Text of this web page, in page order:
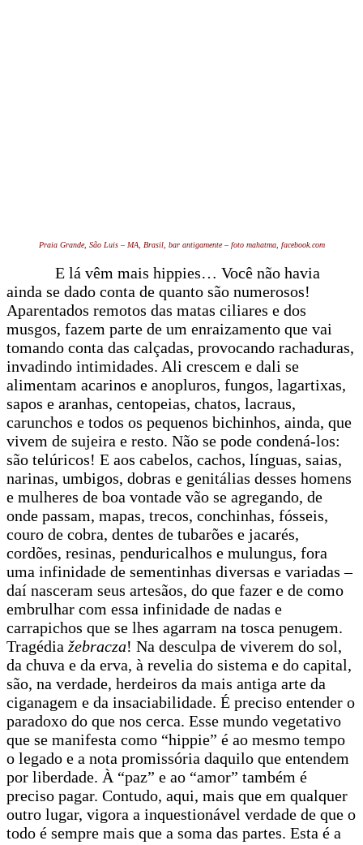
Praia Grande, São Luis – MA, Brasil, bar antigamente – foto mahatma, facebook.com
E lá vêm mais hippies… Você não havia
ainda se dado conta de quanto são numerosos!
Aparentados remotos das matas ciliares e dos
musgos, fazem parte de um enraizamento que vai
tomando conta das calçadas, provocando rachaduras,
invadindo intimidades. Ali crescem e dali se
alimentam acarinos e anopluros, fungos, lagartixas,
sapos e aranhas, centopeias, chatos, lacraus,
carunchos e todos os pequenos bichinhos, ainda, que
vivem de sujeira e resto. Não se pode condená-los:
são telúricos! E aos cabelos, cachos, línguas, saias,
narinas, umbigos, dobras e genitálias desses homens
e mulheres de boa vontade vão se agregando, de
onde passam, mapas, trecos, conchinhas, fósseis,
couro de cobra, dentes de tubarões e jacarés,
cordões, resinas, penduricalhos e mulungus, fora
uma infinidade de sementinhas diversas e variadas –
daí nasceram seus artesãos, do que fazer e de como
embrulhar com essa infinidade de nadas e
carrapichos que se lhes agarram na tosca penugem.
Tragédia žebracza! Na desculpa de viverem do sol,
da chuva e da erva, à revelia do sistema e do capital,
são, na verdade, herdeiros da mais antiga arte da
ciganagem e da insaciabilidade. É preciso entender o
paradoxo do que nos cerca. Esse mundo vegetativo
que se manifesta como “hippie” é ao mesmo tempo
o legado e a nota promissória daquilo que entendem
por liberdade. À “paz” e ao “amor” também é
preciso pagar. Contudo, aqui, mais que em qualquer
outro lugar, vigora a inquestionável verdade de que o
todo é sempre mais que a soma das partes. Esta é a